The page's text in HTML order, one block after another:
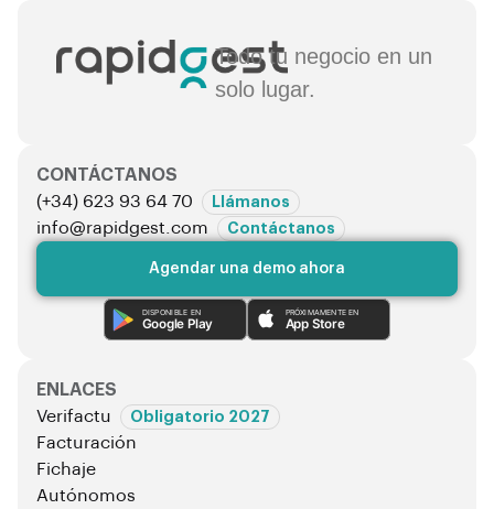
Todo tu negocio en un
solo lugar.
CONTÁCTANOS
(+34) 623 93 64 70
Llámanos
info@rapidgest.com Contáctanos
Agendar una demo ahora
DISPONIBLE EN
Google Play
PRÓXIMAMENTE EN
App Store
ENLACES
Verifactu
Obligatorio 2027
Facturación
Fichaje
Autónomos